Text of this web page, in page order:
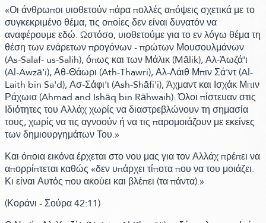
«Οι άνθρωποι υιοθετούν πάρα πολλές απόψεις σχετικά με το
συγκεκριμένο θέμα, τις οποίες δεν είναι δυνατόν να
αναφέρουμε εδώ. Ωστόσο, υιοθετούμε για το εν λόγω θέμα τη
θέση των ενάρετων προγόνων - πρώτων Μουσουλμάνων
(As-Salaf- us-Salih), όπως και των Μάλικ(Mālik), Αλ-Άωζά'ι
(Al-Awzā'i), Αθ-Θάωρι (Ath-Thawri), Αλ-Λάιθ Μπιν Σά'ντ(Al-
Laith bin Sa'd), Ασ-Σάφι'ι (Ash-Shāfi'i), Άχμαντ και Ισχάκ Μπιν
Ράχωια(Ahmad and Ishāq bin Rāhwaih). Όλοι πίστευαν στις
Ιδιότητες του Αλλάχ χωρίς να διαστρεβλώνουν τη σημασία
τους, χωρίς να τις αγνοούν ή να τις παρομοιάζουν με εκείνες
των δημιουργημάτων Του.»
Και όποια εικόνα έρχεται στο νου μας για τον Αλλάχ πρέπει να
απορρίπτεται καθώς «δεν υπάρχει τίποτα που να του μοιάζει.
Κι είναι Αυτός που ακούει και βλέπει (τα πάντα).»
(Κοράνι -Σούρα 42:11)